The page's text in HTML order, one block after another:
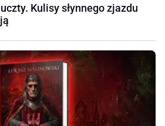
Kulisy słynnego zjazdu